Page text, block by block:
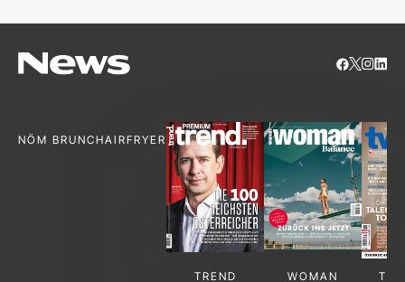
NÖM BRUNCHAIRFRYER
TREND WOMAN TV-